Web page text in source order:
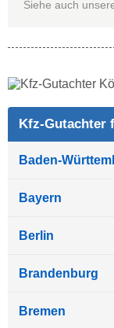
Siehe auch
Kfz-Gutachter
Baden-
Bayern
Berlin
Brandenburg
Bremen